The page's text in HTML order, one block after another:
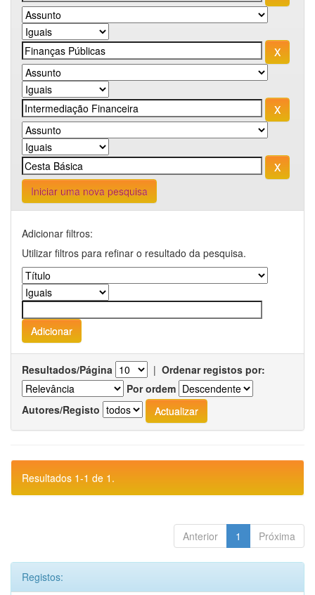
Iniciar uma nova pesquisa
Adicionar filtros:
Utilizar filtros para refinar o resultado da pesquisa.
Resultados/Página | Ordenar registos por:
Por ordem
Autores/Registo
Resultados 1-1 de 1.
Anterior 1 Próxima
Registos: